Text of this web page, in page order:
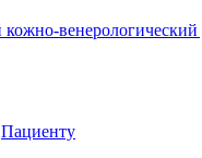
Пациенту